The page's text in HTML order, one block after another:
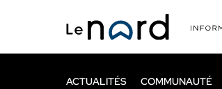
principal
ACTUALITÉS COMMUNAUTÉ